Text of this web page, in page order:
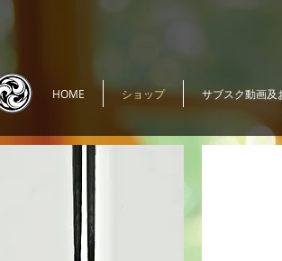
HOME ショップ サブスク動画及